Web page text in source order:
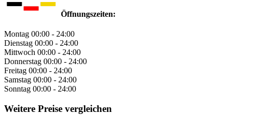
Öffnungszeiten:
Montag 00:00 - 24:00
Dienstag 00:00 - 24:00
Mittwoch 00:00 - 24:00
Donnerstag 00:00 - 24:00
Freitag 00:00 - 24:00
Samstag 00:00 - 24:00
Sonntag 00:00 - 24:00
Weitere Preise vergleichen